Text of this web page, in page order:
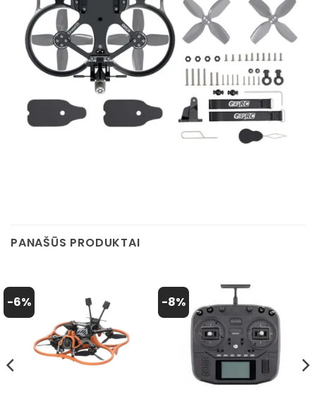
PANAŠŪS PRODUKTAI
-6% -8%